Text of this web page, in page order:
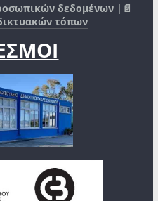
δεδομένων |📄
τόπων